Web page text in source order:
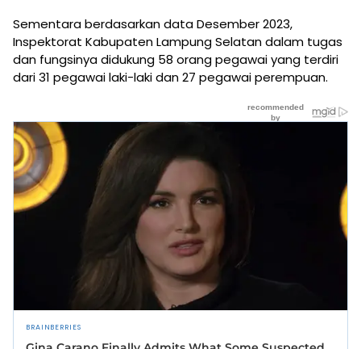
Sementara berdasarkan data Desember 2023,
Inspektorat Kabupaten Lampung Selatan dalam tugas
dan fungsinya didukung 58 orang pegawai yang terdiri
dari 31 pegawai laki-laki dan 27 pegawai perempuan.